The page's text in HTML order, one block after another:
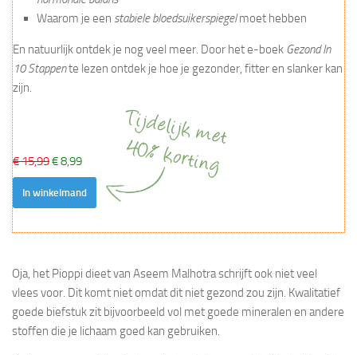
Waarom je een stabiele bloedsuikerspiegelmoet hebben
En natuurlijk ontdek je nog veel meer. Door het e-boek Gezond In
10 Stappente lezen ontdek je hoe je gezonder, fitter en slanker kan
zijn.
€ 15,99€ 8,99
In winkelmand
Oja, het Pioppi dieet van Aseem Malhotra schrijft ook niet veel
vlees voor. Dit komt niet omdat dit niet gezond zou zijn. Kwalitatief
goede biefstuk zit bijvoorbeeld vol met goede mineralen en andere
stoffen die je lichaam goed kan gebruiken.